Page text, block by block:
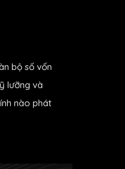
bộ số vốn
lưỡng và
nào phát